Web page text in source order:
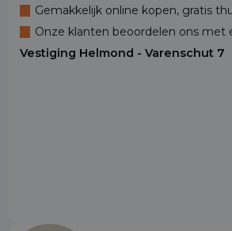
Gemakkelijk online kopen, gratis
Onze klanten beoordelen ons met
Vestiging Helmond - Varenschut 7